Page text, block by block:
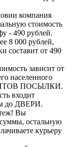
компания
стоимость
- 490 рублей.
8 000 рублей,
составит от 490
зависит от
населенного
ПОСЫЛКИ.
входит
до ДВЕРИ.
Вы
остальную
курьеру